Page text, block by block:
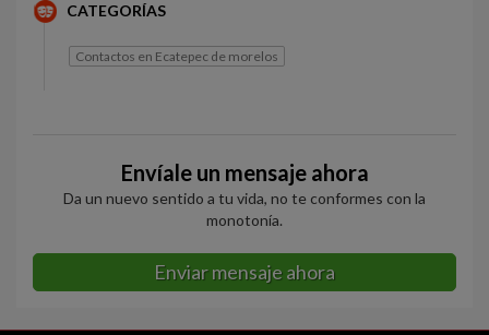
CATEGORÍAS
Contactos en Ecatepec de morelos
Envíale un mensaje ahora
Da un nuevo sentido a tu vida, no te conformes con la
monotonía.
Enviar mensaje ahora